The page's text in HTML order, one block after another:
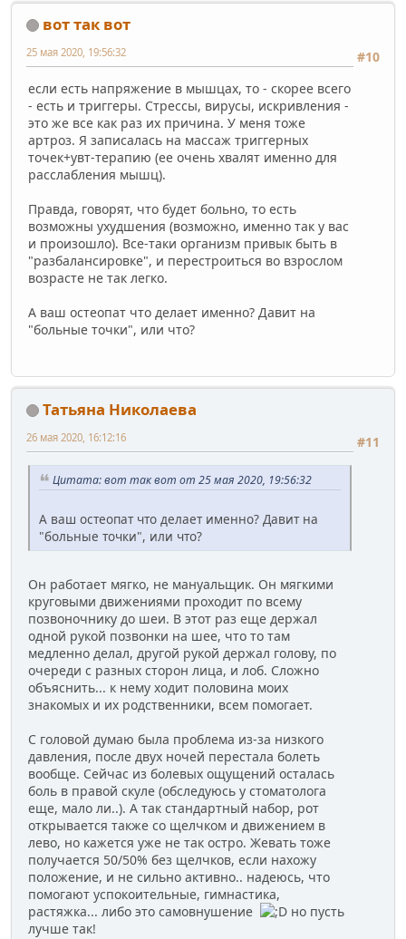
вот так вот
#10
25 мая 2020, 19:56:32
если есть напряжение в мышцах, то - скорее всего
- есть и триггеры. Стрессы, вирусы, искривления -
это же все как раз их причина. У меня тоже
артроз. Я записалась на массаж триггерных
точек+увт-терапию (ее очень хвалят именно для
расслабления мышц).
Правда, говорят, что будет больно, то есть
возможны ухудшения (возможно, именно так у вас
и произошло). Все-таки организм привык быть в
"разбалансировке", и перестроиться во взрослом
возрасте не так легко.
А ваш остеопат что делает именно? Давит на
"больные точки", или что?
Татьяна Николаева
#11
26 мая 2020, 16:12:16
Цитата: вот так вот от 25 мая 2020, 19:56:32
А ваш остеопат что делает именно? Давит на
"больные точки", или что?
Он работает мягко, не мануальщик. Он мягкими
круговыми движениями проходит по всему
позвоночнику до шеи. В этот раз еще держал
одной рукой позвонки на шее, что то там
медленно делал, другой рукой держал голову, по
очереди с разных сторон лица, и лоб. Сложно
объяснить... к нему ходит половина моих
знакомых и их родственники, всем помогает.
С головой думаю была проблема из-за низкого
давления, после двух ночей перестала болеть
вообще. Сейчас из болевых ощущений осталась
боль в правой скуле (обследуюсь у стоматолога
еще, мало ли..). А так стандартный набор, рот
открывается также со щелчком и движением в
лево, но кажется уже не так остро. Жевать тоже
получается 50/50% без щелчков, если нахожу
положение, и не сильно активно.. надеюсь, что
помогают успокоительные, гимнастика,
растяжка... либо это самовнушение
но пусть
лучше так!